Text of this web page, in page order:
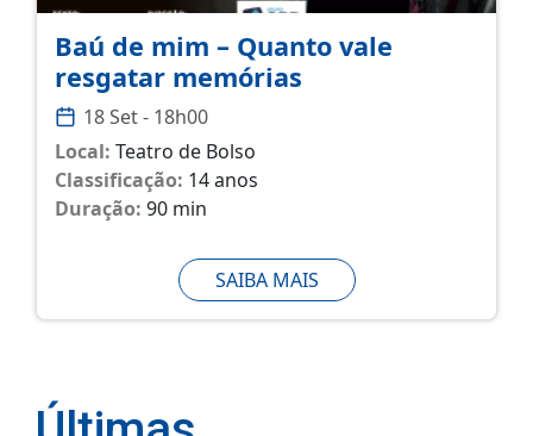
Baú de mim – Quanto vale
resgatar memórias
18 Set - 18h00
Local: Teatro de Bolso
Classificação: 14 anos
Duração: 90 min
SAIBA MAIS